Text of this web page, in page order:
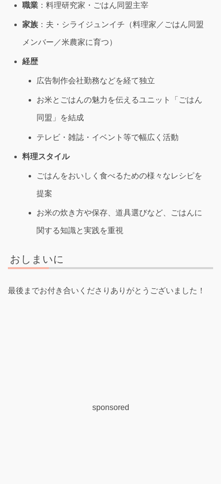
職業 ：料理研究家・ごはん同盟主宰
家族 ：夫・シライジュンイチ（料理家／ごはん同盟
メンバー／米農家に育つ）
経歴
広告制作会社勤務などを経て独立
お米とごはんの魅力を伝えるユニット「ごはん
同盟」を結成
テレビ・雑誌・イベント等で幅広く活動
料理スタイル
ごはんをおいしく食べるための様々なレシピを
提案
お米の炊き方や保存、道具選びなど、ごはんに
関する知識と実践を重視
おしまいに
最後までお付き合いくださりありがとうございました！
sponsored